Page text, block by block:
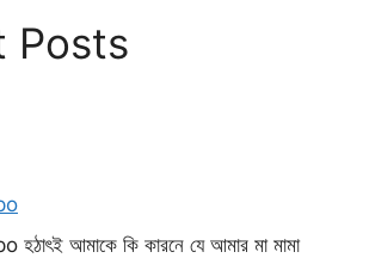
Posts
আমাকে কি কারনে যে আমার মা মামা